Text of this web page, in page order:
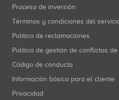
Proceso de inversión
Términos y condiciones del
Política de reclamaciones
Política de gestión de conflictos
Código de conducta
Información básica para el cliente
Privacidad